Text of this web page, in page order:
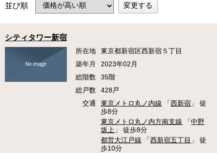
並び順 変更する
シティタワー新宿
所在地
東京都新宿区西新宿５丁目
築年月
2023年02月
総階数
35階
総戸数
428戸
交通
東京メトロ丸ノ内線 「西新宿 」 徒
歩8分
東京メトロ丸ノ内方南支線 「中野
坂上 」 徒歩8分
都営大江戸線 「西新宿五丁目 」 徒
歩10分